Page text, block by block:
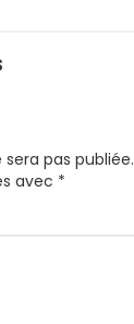
pas publiée.
avec *